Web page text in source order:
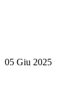
05 Giu 2025